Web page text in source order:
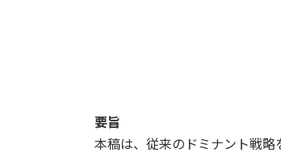
要旨
本稿は、従来のドミナント戦